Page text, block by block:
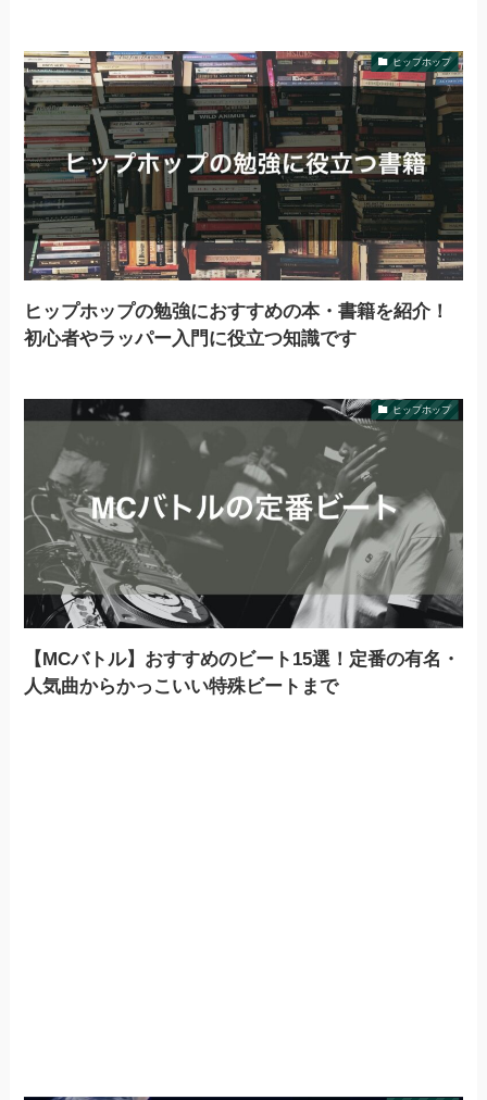
ヒップホップ
ヒップホップの勉強におすすめの本・書籍を紹介！
初心者やラッパー入門に役立つ知識です
ヒップホップ
【MCバトル】おすすめのビート15選！定番の有名・
人気曲からかっこいい特殊ビートまで